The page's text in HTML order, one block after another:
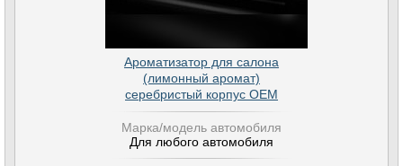
Ароматизатор для салона
(лимонный аромат)
серебристый корпус OEM
Марка/модель автомобиля
Для любого автомобиля